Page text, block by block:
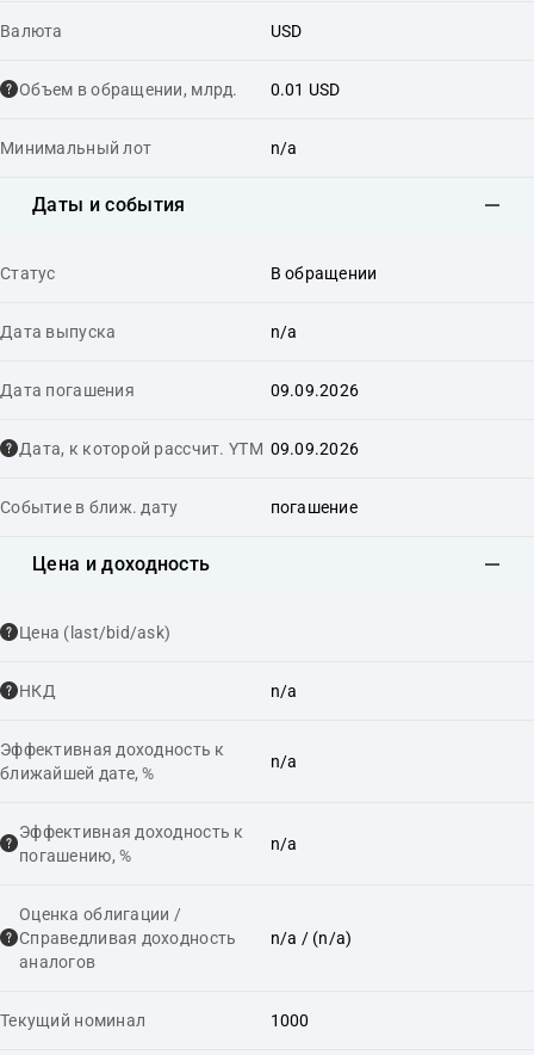
Валюта USD
Объем в обращении, млрд. 0.01 USD
Минимальный лот n/a
Даты и события
Статус В обращении
Дата выпуска n/a
Дата погашения 09.09.2026
Дата, к которой рассчит. YTM 09.09.2026
Событие в ближ. дату погашение
Цена и доходность
Цена (last/bid/ask)
НКД n/a
Эффективная доходность к
ближайшей дате, %
n/a
Эффективная доходность к
погашению, %
n/a
Оценка облигации /
Справедливая доходность
аналогов
n/a / (n/a)
Текущий номинал 1000